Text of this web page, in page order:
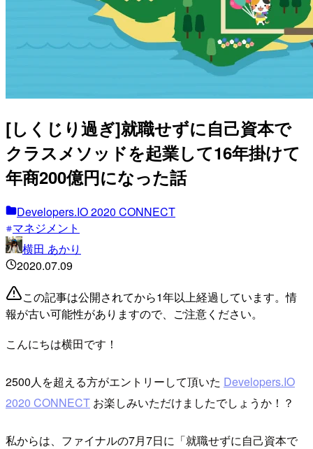
[しくじり過ぎ]就職せずに自己資本で
クラスメソッドを起業して16年掛けて
年商200億円になった話
Developers.IO 2020 CONNECT
マネジメント
横田 あかり
2020.07.09
この記事は公開されてから1年以上経過しています。情
報が古い可能性がありますので、ご注意ください。
こんにちは横田です！
2500人を超える方がエントリーして頂いた Developers.IO
2020 CONNECT お楽しみいただけましたでしょうか！？
私からは、ファイナルの7月7日に「就職せずに自己資本で